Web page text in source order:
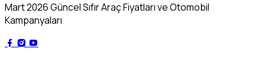
Mart 2026 Güncel Sıfır Araç Fiyatları ve Otomobil
Kampanyaları